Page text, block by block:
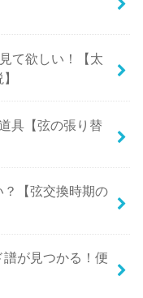
て欲しい！【太
具【弦の張り替
【弦交換時期の
が見つかる！便